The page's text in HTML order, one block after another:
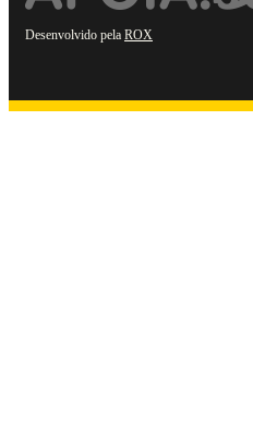
Desenvolvido pela ROX